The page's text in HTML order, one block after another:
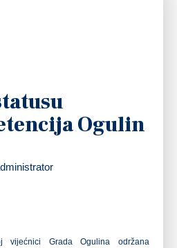
Ogulin
Grada Ogulina održana